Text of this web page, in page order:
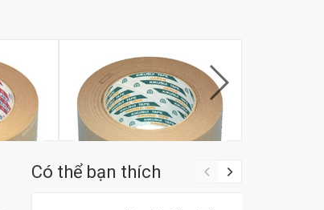
Có thể bạn thích